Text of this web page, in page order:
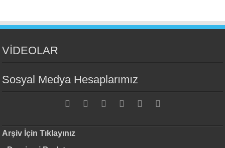
VİDEOLAR
Sosyal Medya Hesaplarımız
Arşiv İçin Tıklayınız